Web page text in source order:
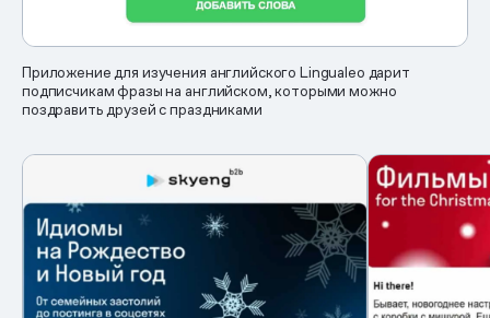
Приложение для изучения английского Lingualeo дарит
подписчикам фразы на английском, которыми можно
поздравить друзей с праздниками